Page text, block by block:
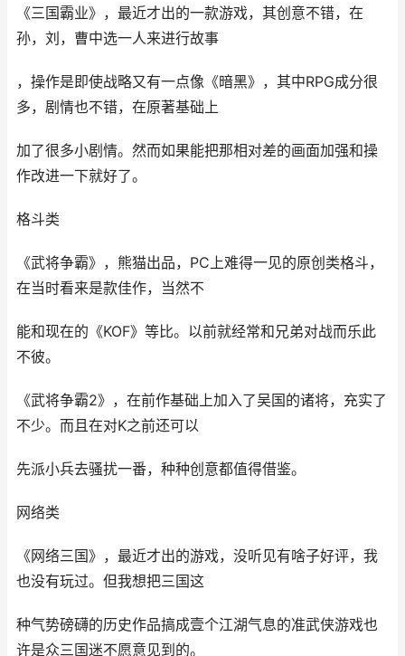
《三国霸业》，最近才出的一款游戏，其创意不错，在
孙，刘，曹中选一人来进行故事
，操作是即使战略又有一点像《暗黑》，其中RPG成分很
多，剧情也不错，在原著基础上
加了很多小剧情。然而如果能把那相对差的画面加强和操
作改进一下就好了。
格斗类
《武将争霸》，熊猫出品，PC上难得一见的原创类格斗，
在当时看来是款佳作，当然不
能和现在的《KOF》等比。以前就经常和兄弟对战而乐此
不彼。
《武将争霸2》，在前作基础上加入了吴国的诸将，充实了
不少。而且在对K之前还可以
先派小兵去骚扰一番，种种创意都值得借鉴。
网络类
《网络三国》，最近才出的游戏，没听见有啥子好评，我
也没有玩过。但我想把三国这
种气势磅礴的历史作品搞成壹个江湖气息的准武侠游戏也
许是众三国迷不愿意见到的。